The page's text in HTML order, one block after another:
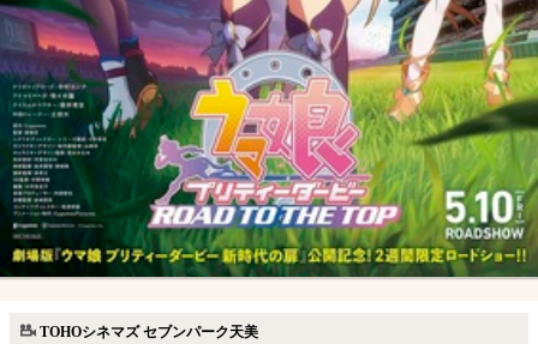
TOHOシネマズ セブンパーク天美